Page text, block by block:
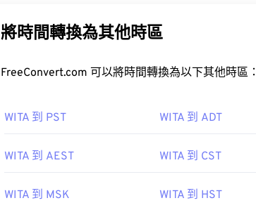
將時間轉換為其他時區
FreeConvert.com 可以將時間轉換為以下其他時區：
WITA 到 PST WITA 到 ADT
WITA 到 AEST WITA 到 CST
WITA 到 MSK WITA 到 HST